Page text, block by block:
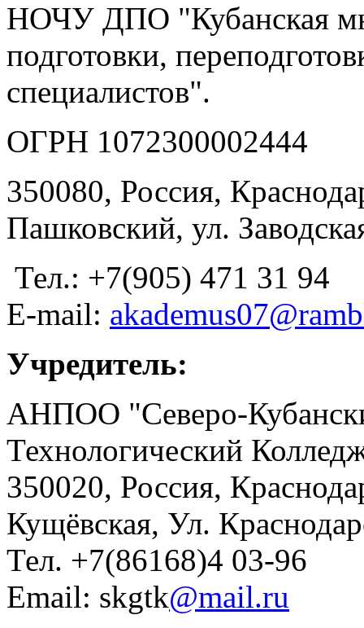
НОЧУ ДПО "Кубанская
подготовки,
специалистов".
ОГРН 1072300002444
350080, Россия,
Пашковский, ул.
Тел.: +7(905) 471 31 94
E-mail:
Учредитель:
АНПОО "Северо-
Технологический
350020, Россия,
Кущёвская, Ул.
Тел. +7(86168)4 03-96
Email: skgtk@mail.ru